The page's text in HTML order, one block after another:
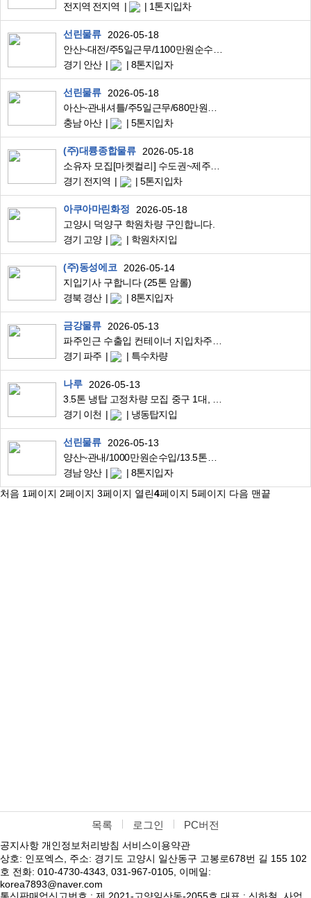
전지역 전지역
1톤지입차
선린물류
2026-05-18
경기 안산
8톤지입자
선린물류
2026-05-18
충남 아산
5톤지입차
(주)대륭종합물류
2026-05-18
경기 전지역
5톤지입차
아쿠아마린화정
2026-05-18
고양시 덕양구 학원차량 구인합니다.
경기 고양
학원차지입
(주)동성에코
2026-05-14
지입기사 구합니다 (25톤 암롤)
경북 경산
8톤지입자
금강물류
2026-05-13
경기 파주
특수차량
나루
2026-05-13
경기 이천
냉동탑지입
선린물류
2026-05-13
경남 양산
8톤지입자
처음 1페이지 2페이지 3페이지 열린4페이지 5페이지 다음 맨끝
목록 로그인 PC버전
공지사항 개인정보처리방침 서비스이용약관
상호: 인포엑스, 주소: 경기도 고양시 일산동구 고봉로678번 길 155 102
호 전화: 010-4730-4343, 031-967-0105, 이메일:
korea7893@naver.com